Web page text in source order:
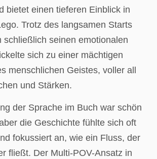
bietet einen tieferen Einblick in
Trotz des langsamen Starts
schließlich seinen emotionalen
sich zu einer mächtigen
menschlichen Geistes, voller all
und Stärken.
der Sprache im Buch war schön
die Geschichte fühlte sich oft
fokussiert an, wie ein Fluss, der
fließt. Der Multi-POV-Ansatz in